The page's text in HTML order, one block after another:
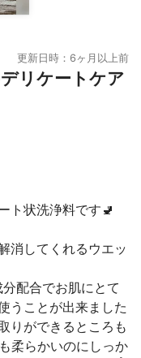
更新日時：6ヶ月以上前
リケートケア
ト状洗浄料です🚽
消してくれるウエッ
配合でお肌にとて
うことが出来ました
りができるところも
柔らかいのにしっか